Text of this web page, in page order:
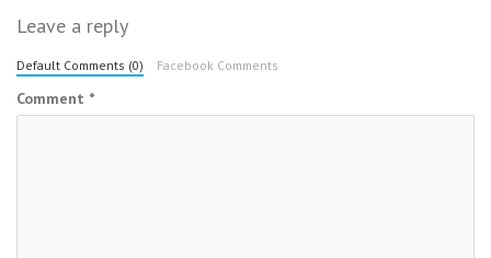
Leave a reply
Default Comments (0) Facebook Comments
Comment *